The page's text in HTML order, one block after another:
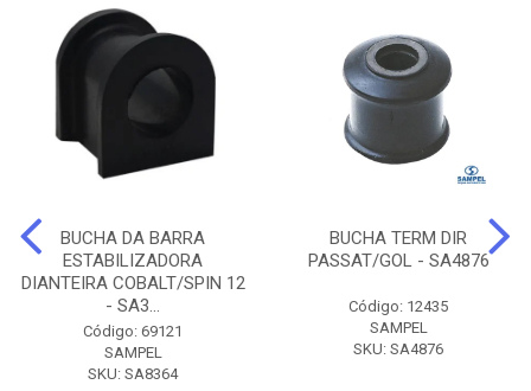
BUCHA DA BARRA
ESTABILIZADORA
DIANTEIRA COBALT/SPIN 12
- SA3...
Código: 69121
SAMPEL
SKU: SA8364
BUCHA TERM DIR
PASSAT/GOL - SA4876
Código: 12435
SAMPEL
SKU: SA4876